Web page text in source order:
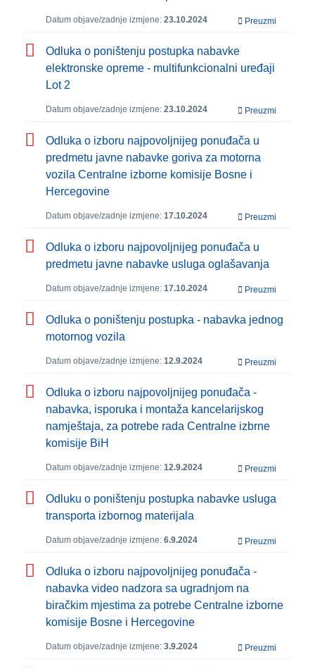
Datum objave/zadnje izmjene: 23.10.2024 Preuzmi
Odluka o poništenju postupka nabavke
elektronske opreme - multifunkcionalni uređaji
Lot 2
Datum objave/zadnje izmjene: 23.10.2024 Preuzmi
Odluka o izboru najpovoljnijeg ponuđača u
predmetu javne nabavke goriva za motorna
vozila Centralne izborne komisije Bosne i
Hercegovine
Datum objave/zadnje izmjene: 17.10.2024 Preuzmi
Odluka o izboru najpovoljnijeg ponuđača u
predmetu javne nabavke usluga oglašavanja
Datum objave/zadnje izmjene: 17.10.2024 Preuzmi
Odluka o poništenju postupka - nabavka jednog
motornog vozila
Datum objave/zadnje izmjene: 12.9.2024 Preuzmi
Odluka o izboru najpovoljnijeg ponuđača -
nabavka, isporuka i montaža kancelarijskog
namještaja, za potrebe rada Centralne izbrne
komisije BiH
Datum objave/zadnje izmjene: 12.9.2024 Preuzmi
Odluku o poništenju postupka nabavke usluga
transporta izbornog materijala
Datum objave/zadnje izmjene: 6.9.2024 Preuzmi
Odluka o izboru najpovoljnijeg ponuđača -
nabavka video nadzora sa ugradnjom na
biračkim mjestima za potrebe Centralne izborne
komisije Bosne i Hercegovine
Datum objave/zadnje izmjene: 3.9.2024 Preuzmi